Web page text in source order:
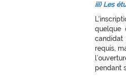
iii) Les
quelque
requis,
pendant